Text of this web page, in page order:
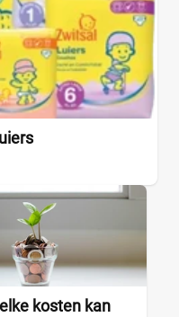
kosten kan